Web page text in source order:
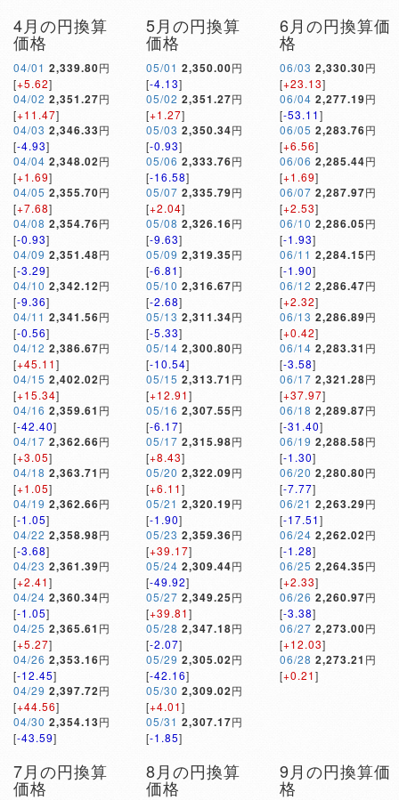
4月の円換算
価格
04/01 2,339.80円
[+5.62]
04/02 2,351.27円
[+11.47]
04/03 2,346.33円
[-4.93]
04/04 2,348.02円
[+1.69]
04/05 2,355.70円
[+7.68]
04/08 2,354.76円
[-0.93]
04/09 2,351.48円
[-3.29]
04/10 2,342.12円
[-9.36]
04/11 2,341.56円
[-0.56]
04/12 2,386.67円
[+45.11]
04/15 2,402.02円
[+15.34]
04/16 2,359.61 円
[-42.40]
04/17 2,362.66円
[+3.05]
04/18 2,363.71 円
[+1.05]
04/19 2,362.66円
[-1.05]
04/22 2,358.98円
[-3.68]
04/23 2,361.39円
[+2.41]
04/24 2,360.34円
[-1.05]
04/25 2,365.61 円
[+5.27]
04/26 2,353.16円
[-12.45]
04/29 2,397.72円
[+44.56]
04/30 2,354.13円
[-43.59]
5月の円換算
価格
05/01 2,350.00円
[-4.13]
05/02 2,351.27円
[+1.27]
05/03 2,350.34円
[-0.93]
05/06 2,333.76円
[-16.58]
05/07 2,335.79円
[+2.04]
05/08 2,326.16円
[-9.63]
05/09 2,319.35円
[-6.81]
05/10 2,316.67円
[-2.68]
05/13 2,311.34円
[-5.33]
05/14 2,300.80円
[-10.54]
05/15 2,313.71 円
[+12.91]
05/16 2,307.55円
[-6.17]
05/17 2,315.98円
[+8.43]
05/20 2,322.09円
[+6.11]
05/21 2,320.19円
[-1.90]
05/23 2,359.36円
[+39.17]
05/24 2,309.44円
[-49.92]
05/27 2,349.25円
[+39.81]
05/28 2,347.18円
[-2.07]
05/29 2,305.02円
[-42.16]
05/30 2,309.02円
[+4.01]
05/31 2,307.17円
[-1.85]
6月の円換算価
格
06/03 2,330.30円
[+23.13]
06/04 2,277.19円
[-53.11]
06/05 2,283.76円
[+6.56]
06/06 2,285.44円
[+1.69]
06/07 2,287.97円
[+2.53]
06/10 2,286.05円
[-1.93]
06/11 2,284.15円
[-1.90]
06/12 2,286.47円
[+2.32]
06/13 2,286.89円
[+0.42]
06/14 2,283.31 円
[-3.58]
06/17 2,321.28円
[+37.97]
06/18 2,289.87円
[-31.40]
06/19 2,288.58円
[-1.30]
06/20 2,280.80円
[-7.77]
06/21 2,263.29円
[-17.51]
06/24 2,262.02円
[-1.28]
06/25 2,264.35円
[+2.33]
06/26 2,260.97円
[-3.38]
06/27 2,273.00円
[+12.03]
06/28 2,273.21 円
[+0.21]
7月の円換算
価格
8月の円換算
価格
9月の円換算価
格